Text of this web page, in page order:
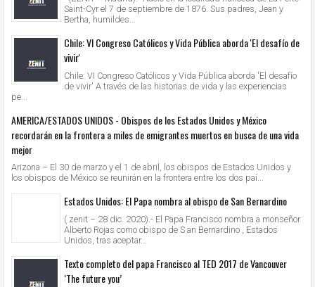
Saint-Cyr el 7 de septiembre de 1876. Sus padres, Jean y
Bertha, humildes...
Chile: VI Congreso Católicos y Vida Pública aborda 'El desafío de
vivir'
Chile: VI Congreso Católicos y Vida Pública aborda 'El desafío
de vivir' A través de las historias de vida y las experiencias
pe...
AMERICA/ESTADOS UNIDOS - Obispos de los Estados Unidos y México
recordarán en la frontera a miles de emigrantes muertos en busca de una vida
mejor
Arizona – El 30 de marzo y el 1 de abril, los obispos de Estados Unidos y
los obispos de México se reunirán en la frontera entre los dos paí...
Estados Unidos: El Papa nombra al obispo de San Bernardino
( zenit – 28 dic. 2020).- El Papa Francisco nombra a monseñor
Alberto Rojas como obispo de S an Bernardino , Estados
Unidos, tras aceptar...
Texto completo del papa Francisco al TED 2017 de Vancouver
‘The future you’